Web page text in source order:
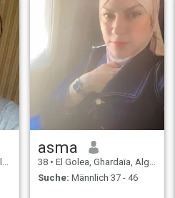
asma
38 • El Golea, Ghardaïa, Algerien
Suche: Männlich 37 - 46